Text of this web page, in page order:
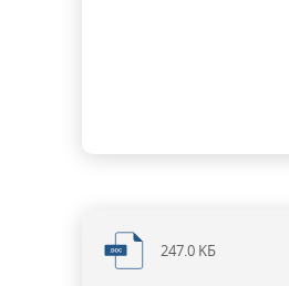
247.0 KБ